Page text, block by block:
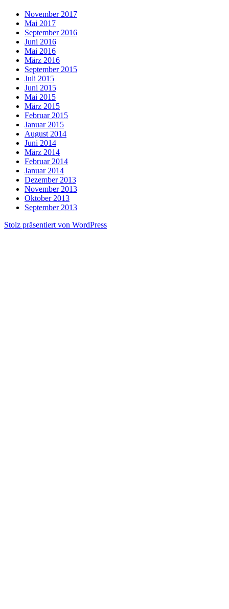
November 2017
Mai 2017
September 2016
Juni 2016
Mai 2016
März 2016
September 2015
Juli 2015
Juni 2015
Mai 2015
März 2015
Februar 2015
Januar 2015
August 2014
Juni 2014
März 2014
Februar 2014
Januar 2014
Dezember 2013
November 2013
Oktober 2013
September 2013
Stolz präsentiert von WordPress